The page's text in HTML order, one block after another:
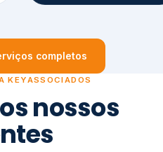
completos
KEYASSOCIADOS
nossos